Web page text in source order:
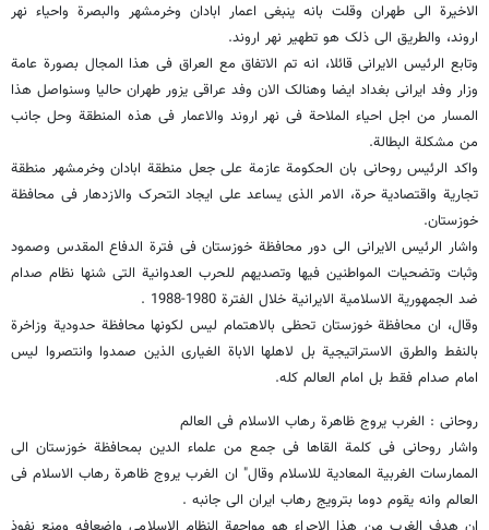
الاخیرة الى طهران وقلت بانه ینبغی اعمار ابادان وخرمشهر والبصرة واحیاء نهر
اروند، والطریق الى ذلک هو تطهیر نهر اروند.
وتابع الرئیس الایرانی قائلا، انه تم الاتفاق مع العراق فی هذا المجال بصورة عامة
وزار وفد ایرانی بغداد ایضا وهنالک الان وفد عراقی یزور طهران حالیا وسنواصل هذا
المسار من اجل احیاء الملاحة فی نهر اروند والاعمار فی هذه المنطقة وحل جانب
من مشکلة البطالة.
واکد الرئیس روحانی بان الحکومة عازمة على جعل منطقة ابادان وخرمشهر منطقة
تجاریة واقتصادیة حرة، الامر الذی یساعد على ایجاد التحرک والازدهار فی محافظة
خوزستان.
واشار الرئیس الایرانی الى دور محافظة خوزستان فی فترة الدفاع المقدس وصمود
وثبات وتضحیات المواطنین فیها وتصدیهم للحرب العدوانیة التی شنها نظام صدام
ضد الجمهوریة الاسلامیة الایرانیة خلال الفترة 1980-1988 .
وقال، ان محافظة خوزستان تحظى بالاهتمام لیس لکونها محافظة حدودیة وزاخرة
بالنفط والطرق الاستراتیجیة بل لاهلها الاباة الغیارى الذین صمدوا وانتصروا لیس
امام صدام فقط بل امام العالم کله.
روحانی : الغرب یروج ظاهرة رهاب الاسلام فی العالم
واشار روحانی فی کلمة القاها فی جمع من علماء الدین بمحافظة خوزستان الى
الممارسات الغربیة المعادیة للاسلام وقال" ان الغرب یروج ظاهرة رهاب الاسلام فی
العالم وانه یقوم دوما بترویج رهاب ایران الى جانبه .